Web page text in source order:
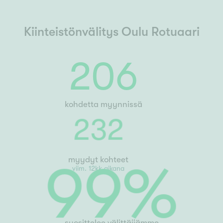
Kiinteistönvälitys Oulu Rotuaari
206
kohdetta myynnissä
232
myydyt kohteet
viim. 12kk aikana
99%